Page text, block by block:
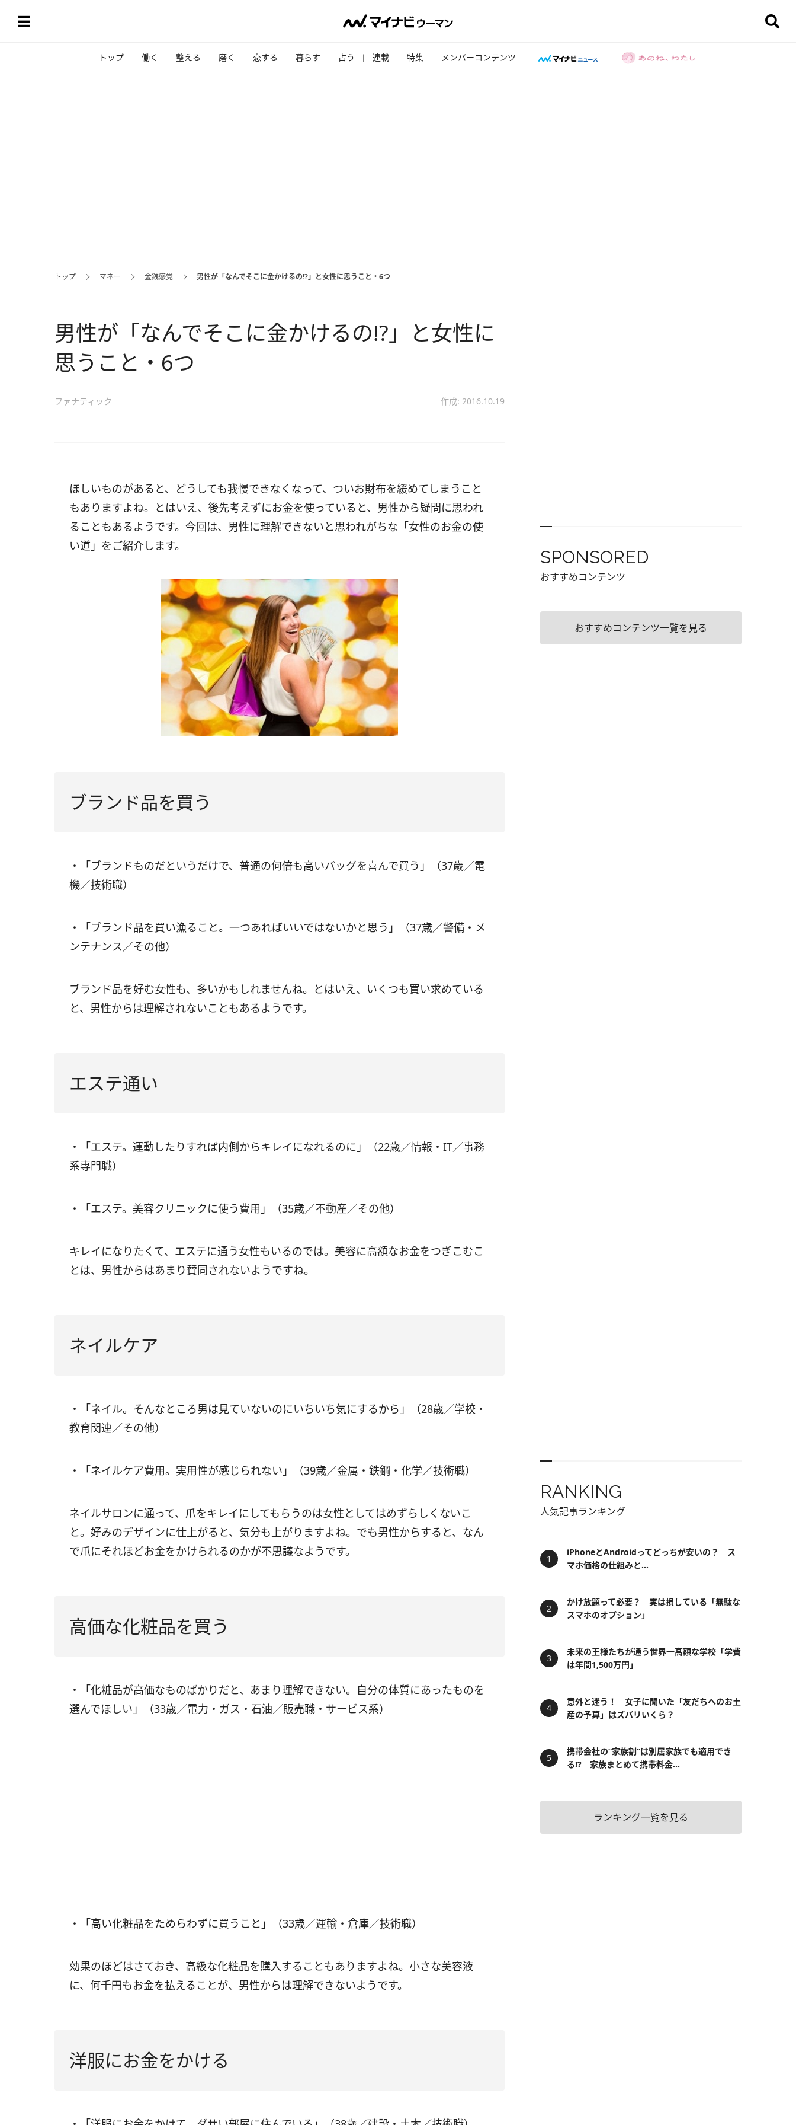
トップ 働く 整える 磨く 恋する 暮らす 占う 連載 特集 メンバーコンテンツ
トップ マネー 金銭感覚 男性が「なんでそこに金かけるの!?」と女性に思うこと・6つ
男性が「なんでそこに金かけるの!?」と女性に
思うこと・6つ
ファナティック 作成: 2016.10.19
ほしいものがあると、どうしても我慢できなくなって、ついお財布を緩めてしまうこと
もありますよね。とはいえ、後先考えずにお金を使っていると、男性から疑問に思われ
ることもあるようです。今回は、男性に理解できないと思われがちな「女性のお金の使
い道」をご紹介します。
ブランド品を買う
・「ブランドものだというだけで、普通の何倍も高いバッグを喜んで買う」（37歳／電
機／技術職）
・「ブランド品を買い漁ること。一つあればいいではないかと思う」（37歳／警備・メ
ンテナンス／その他）
ブランド品を好む女性も、多いかもしれませんね。とはいえ、いくつも買い求めている
と、男性からは理解されないこともあるようです。
エステ通い
・「エステ。運動したりすれば内側からキレイになれるのに」（22歳／情報・IT／事務
系専門職）
・「エステ。美容クリニックに使う費用」（35歳／不動産／その他）
キレイになりたくて、エステに通う女性もいるのでは。美容に高額なお金をつぎこむこ
とは、男性からはあまり賛同されないようですね。
ネイルケア
・「ネイル。そんなところ男は見ていないのにいちいち気にするから」（28歳／学校・
教育関連／その他）
・「ネイルケア費用。実用性が感じられない」（39歳／金属・鉄鋼・化学／技術職）
ネイルサロンに通って、爪をキレイにしてもらうのは女性としてはめずらしくないこ
と。好みのデザインに仕上がると、気分も上がりますよね。でも男性からすると、なん
で爪にそれほどお金をかけられるのかが不思議なようです。
高価な化粧品を買う
・「化粧品が高価なものばかりだと、あまり理解できない。自分の体質にあったものを
選んでほしい」（33歳／電力・ガス・石油／販売職・サービス系）
・「高い化粧品をためらわずに買うこと」（33歳／運輸・倉庫／技術職）
効果のほどはさておき、高級な化粧品を購入することもありますよね。小さな美容液
に、何千円もお金を払えることが、男性からは理解できないようです。
洋服にお金をかける
SPONSORED
おすすめコンテンツ
おすすめコンテンツ一覧を見る
RANKING
人気記事ランキング
iPhoneとAndroidってどっちが安いの？ ス
マホ価格の仕組みと...
かけ放題って必要？ 実は損している「無駄な
スマホのオプション」
未来の王様たちが通う世界一高額な学校「学費
は年間1,500万円」
意外と迷う！ 女子に聞いた「友だちへのお土
産の予算」はズバリいくら？
携帯会社の“家族割”は別居家族でも適用でき
る!? 家族まとめて携帯料金...
ランキング一覧を見る